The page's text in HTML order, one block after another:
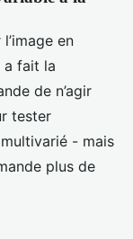
l’image en
a fait la
de n’agir
tester
- mais
plus de